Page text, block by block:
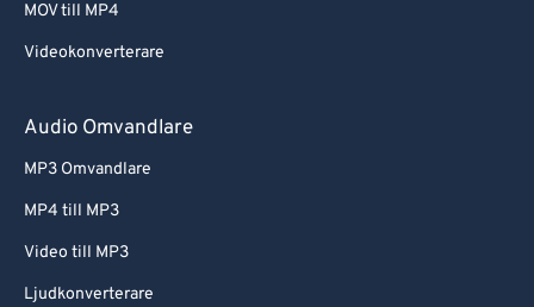
MOV till MP4
Videokonverterare
Audio Omvandlare
MP3 Omvandlare
MP4 till MP3
Video till MP3
Ljudkonverterare